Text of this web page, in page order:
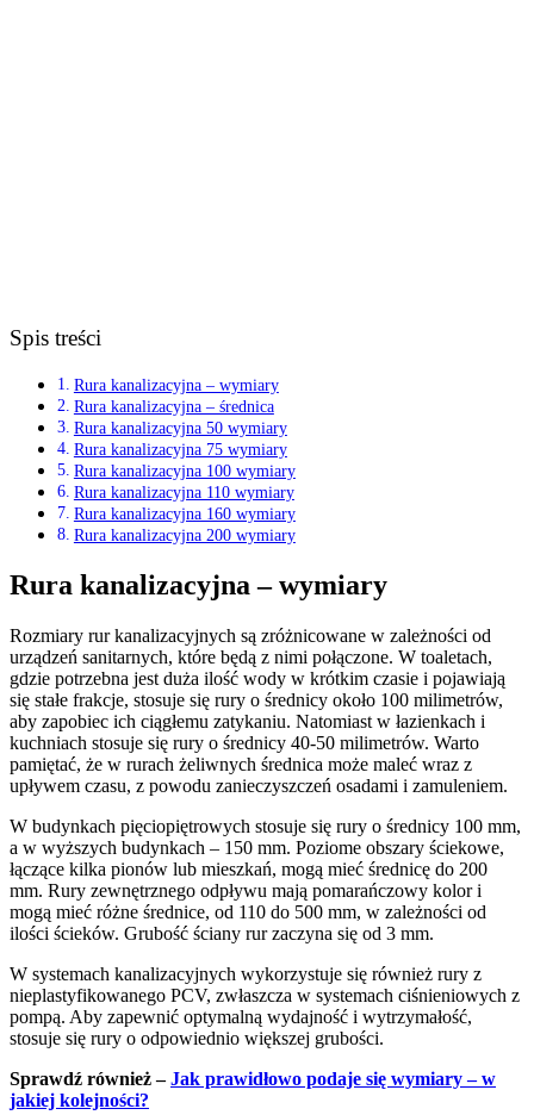
Spis treści
Rura kanalizacyjna – wymiary
Rura kanalizacyjna – średnica
Rura kanalizacyjna 50 wymiary
Rura kanalizacyjna 75 wymiary
Rura kanalizacyjna 100 wymiary
Rura kanalizacyjna 110 wymiary
Rura kanalizacyjna 160 wymiary
Rura kanalizacyjna 200 wymiary
Rura kanalizacyjna – wymiary
Rozmiary rur kanalizacyjnych są zróżnicowane w zależności od
urządzeń sanitarnych, które będą z nimi połączone. W toaletach,
gdzie potrzebna jest duża ilość wody w krótkim czasie i pojawiają
się stałe frakcje, stosuje się rury o średnicy około 100 milimetrów,
aby zapobiec ich ciągłemu zatykaniu. Natomiast w łazienkach i
kuchniach stosuje się rury o średnicy 40-50 milimetrów. Warto
pamiętać, że w rurach żeliwnych średnica może maleć wraz z
upływem czasu, z powodu zanieczyszczeń osadami i zamuleniem.
W budynkach pięciopiętrowych stosuje się rury o średnicy 100 mm,
a w wyższych budynkach – 150 mm. Poziome obszary ściekowe,
łączące kilka pionów lub mieszkań, mogą mieć średnicę do 200
mm. Rury zewnętrznego odpływu mają pomarańczowy kolor i
mogą mieć różne średnice, od 110 do 500 mm, w zależności od
ilości ścieków. Grubość ściany rur zaczyna się od 3 mm.
W systemach kanalizacyjnych wykorzystuje się również rury z
nieplastyfikowanego PCV, zwłaszcza w systemach ciśnieniowych z
pompą. Aby zapewnić optymalną wydajność i wytrzymałość,
stosuje się rury o odpowiednio większej grubości.
Sprawdź również –Jak prawidłowo podaje się wymiary – w
jakiej kolejności?